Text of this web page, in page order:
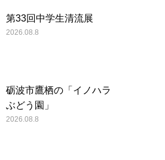
第33回中学生清流展
2026.08.8
砺波市鷹栖の「イノハラ
ぶどう園」
2026.08.8